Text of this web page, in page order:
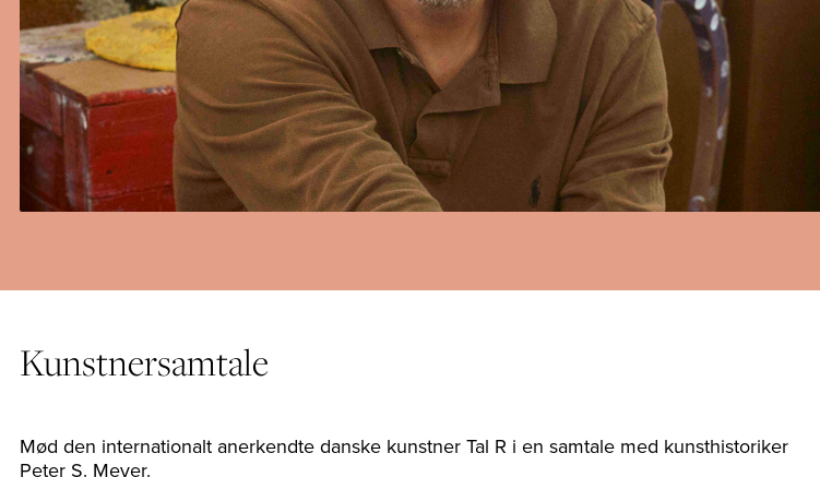
Kunstnersamtale
Mød den internationalt anerkendte danske kunstner Tal R i en samtale med kunsthistoriker
Peter S. Meyer.